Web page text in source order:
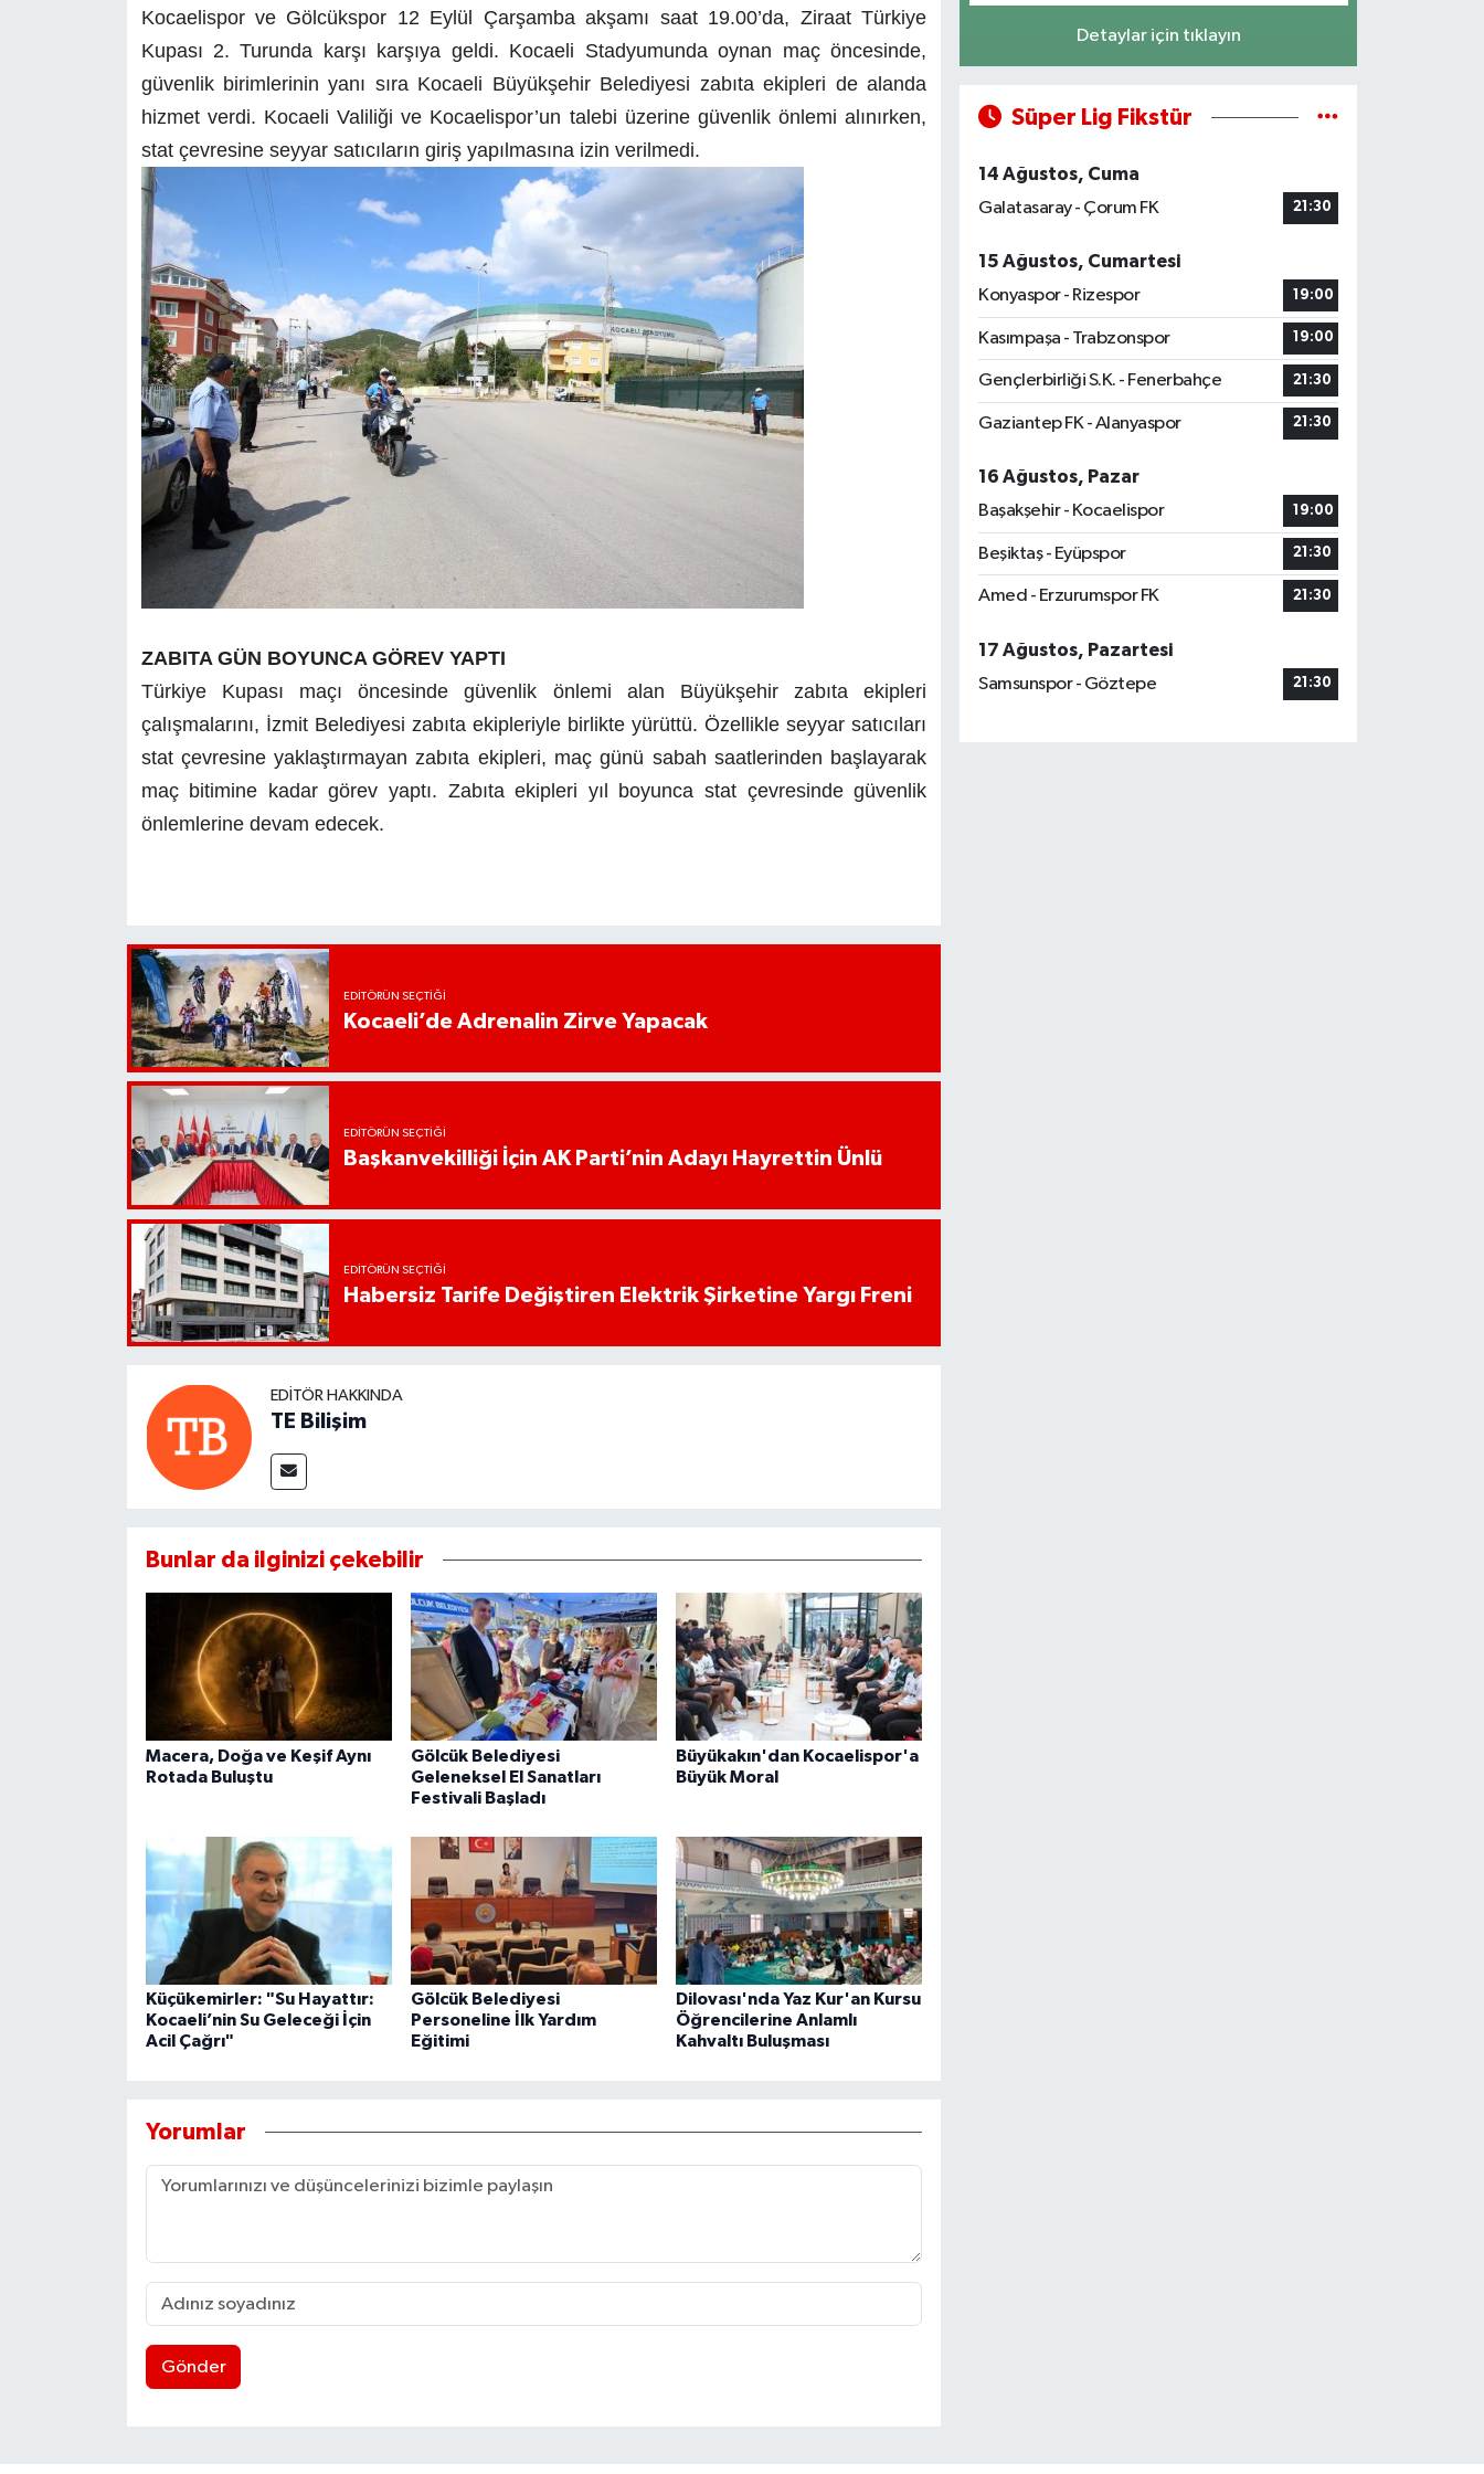
Kocaelispor ve Gölcükspor 12 Eylül Çarşamba akşamı saat 19.00’da, Ziraat Türkiye
Kupası 2. Turunda karşı karşıya geldi. Kocaeli Stadyumunda oynan maç öncesinde,
güvenlik birimlerinin yanı sıra Kocaeli Büyükşehir Belediyesi zabıta ekipleri de alanda
hizmet verdi. Kocaeli Valiliği ve Kocaelispor’un talebi üzerine güvenlik önlemi alınırken,
stat çevresine seyyar satıcıların giriş yapılmasına izin verilmedi.
ZABITA GÜN BOYUNCA GÖREV YAPTI
Türkiye Kupası maçı öncesinde güvenlik önlemi alan Büyükşehir zabıta ekipleri
çalışmalarını, İzmit Belediyesi zabıta ekipleriyle birlikte yürüttü. Özellikle seyyar satıcıları
stat çevresine yaklaştırmayan zabıta ekipleri, maç günü sabah saatlerinden başlayarak
maç bitimine kadar görev yaptı. Zabıta ekipleri yıl boyunca stat çevresinde güvenlik
önlemlerine devam edecek.
EDITÖRÜN SEÇTIĞI
Kocaeli’de Adrenalin Zirve Yapacak
EDITÖRÜN SEÇTIĞI
Başkanvekilliği İçin AK Parti’nin Adayı Hayrettin Ünlü
EDITÖRÜN SEÇTIĞI
Habersiz Tarife Değiştiren Elektrik Şirketine Yargı Freni
EDITÖR HAKKINDA
TE Bilişim
Bunlar da ilginizi çekebilir
Macera, Doğa ve Keşif Aynı
Rotada Buluştu
Gölcük Belediyesi
Geleneksel El Sanatları
Festivali Başladı
Büyükakın'dan Kocaelispor'a
Büyük Moral
Küçükemirler: "Su Hayattır:
Kocaeli’nin Su Geleceği İçin
Acil Çağrı"
Gölcük Belediyesi
Personeline İlk Yardım
Eğitimi
Dilovası'nda Yaz Kur'an Kursu
Öğrencilerine Anlamlı
Kahvaltı Buluşması
Yorumlar
Gönder
Detaylar için tıklayın
Süper Lig Fikstür
14 Ağustos, Cuma
Galatasaray - Çorum FK
21:30
15 Ağustos, Cumartesi
Konyaspor - Rizespor
19:00
Kasımpaşa - Trabzonspor 19:00
Gençlerbirliği S.K. - Fenerbahçe 21:30
Gaziantep FK - Alanyaspor 21:30
16 Ağustos, Pazar
Başakşehir - Kocaelispor
19:00
Beşiktaş - Eyüpspor 21:30
Amed - Erzurumspor FK 21:30
17 Ağustos, Pazartesi
Samsunspor - Göztepe
21:30